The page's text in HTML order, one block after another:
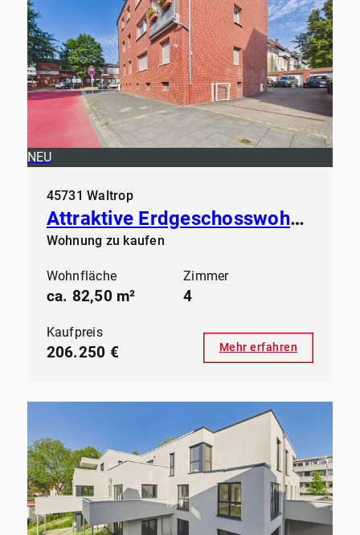
NEU
45731 Waltrop
Attraktive Erdgeschosswohnung in gepflegtem Mehrfamilienhaus
Wohnung zu kaufen
Wohnfläche
ca. 82,50 m²
Zimmer
4
Kaufpreis
206.250 € Mehr erfahren